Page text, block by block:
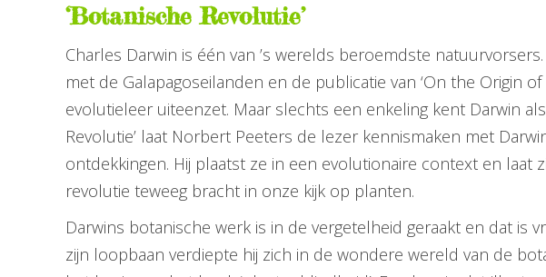
‘Botanische Revolutie’
Charles Darwin is één van ’s werelds beroemdste
met de Galapagoseilanden en de publicatie van ‘On the Origin of
evolutieleer uiteenzet. Maar slechts een enkeling kent Darwin
Revolutie’ laat Norbert Peeters de lezer kennismaken met
ontdekkingen. Hij plaatst ze in een evolutionaire context en laat
revolutie teweeg bracht in onze kijk op planten.
Darwins botanische werk is in de vergetelheid geraakt en dat is
zijn loopbaan verdiepte hij zich in de wondere wereld van de